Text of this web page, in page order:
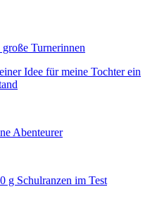
Idee für meine Tochter ein
Abenteurer
g Schulranzen im Test